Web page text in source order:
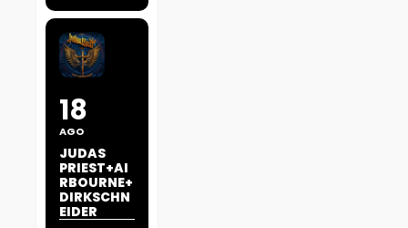
18
AGO
JUDAS
PRIEST+AI
RBOURNE+
DIRKSCHN
EIDER